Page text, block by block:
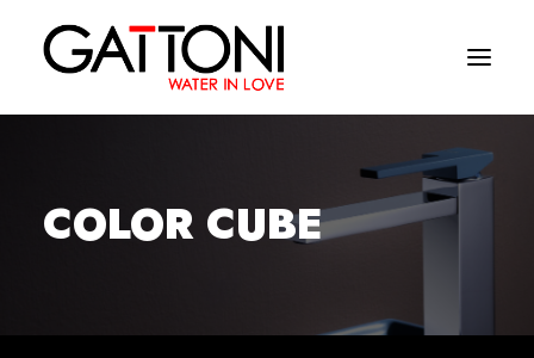
Oружающая среда
Финиши
COLOR CUBE